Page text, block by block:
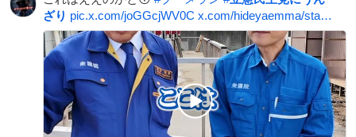
ざり pic.x.com/joGGcjWV0C x.com/hideyaemma/sta…